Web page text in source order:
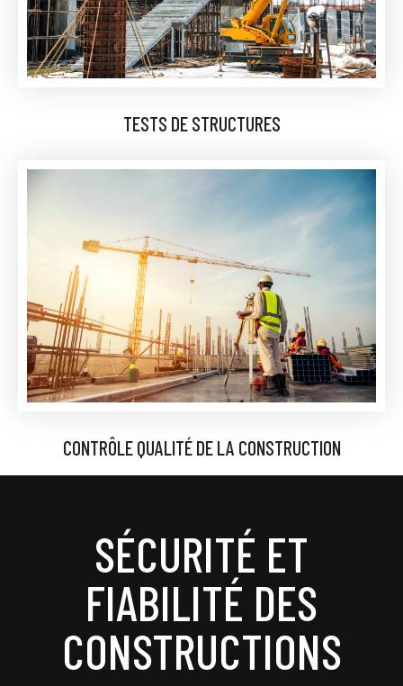
TESTS DE STRUCTURES
CONTRÔLE QUALITÉ DE LA CONSTRUCTION
SÉCURITÉ ET
FIABILITÉ DES
CONSTRUCTIONS